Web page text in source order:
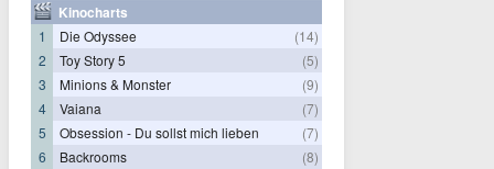
Kinocharts
1 Die Odyssee
(14)
2
Toy Story 5
(5)
3
Minions & Monster
(9)
4
Vaiana
(7)
5
Obsession - Du sollst mich lieben
(7)
6
Backrooms
(8)